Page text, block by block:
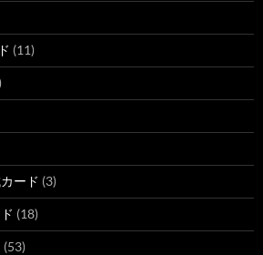
(11)
ード (3)
(18)
(53)